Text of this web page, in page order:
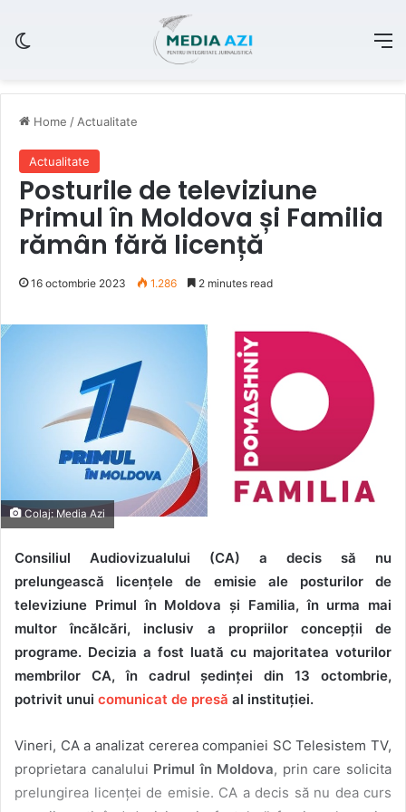
Home / Actualitate
Actualitate
Posturile de televiziune
Primul în Moldova și Familia
rămân fără licență
16 octombrie 2023 1.286 2 minutes read
Colaj: Media Azi
Consiliul Audiovizualului (CA) a decis să nu
prelungească licențele de emisie ale posturilor de
televiziune Primul în Moldova și Familia, în urma mai
multor încălcări, inclusiv a propriilor concepții de
programe. Decizia a fost luată cu majoritatea voturilor
membrilor CA, în cadrul ședinței din 13 octombrie,
potrivit unui comunicat de presă al instituției.
Vineri, CA a analizat cererea companiei SC Telesistem TV,
proprietara canalului Primul în Moldova, prin care solicita
prelungirea licenței de emisie. CA a decis să nu dea curs